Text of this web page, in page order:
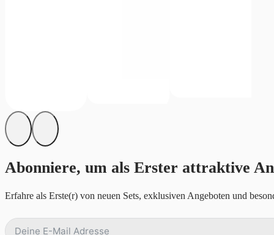
Abonniere, um als Erster attraktive
Erfahre als Erste(r) von neuen Sets, exklusiven Angeboten und